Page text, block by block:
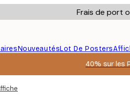
Frais de port
NouveautésLot De Posters
40% sur les